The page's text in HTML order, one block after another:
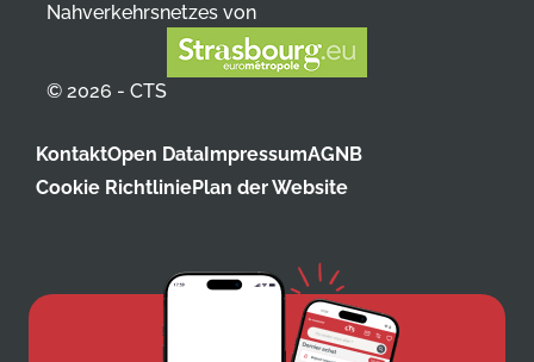
Nahverkehrsnetzes von
© 2026 - CTS
KontaktOpen DataImpressumAGNB
Cookie RichtliniePlan der Website